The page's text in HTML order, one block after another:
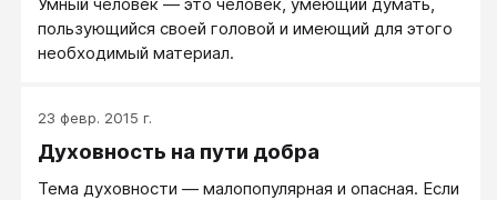
пользующийся своей головой и имеющий для этого
необходимый материал.
23 февр. 2015 г.
Духовность на пути добра
Тема духовности — малопопулярная и опасная. Если